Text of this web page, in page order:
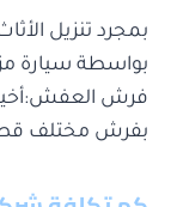
بمجرد تنزيل
بواسطة سيارة
فرش
بفرش مختلف